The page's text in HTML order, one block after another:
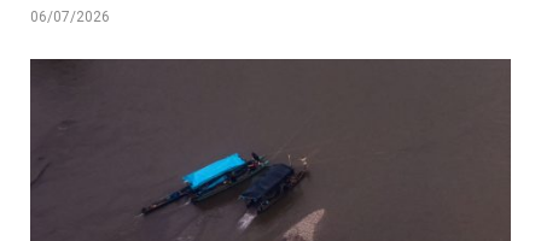
06/07/2026